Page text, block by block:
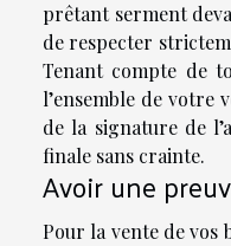
prêtant serment
de respecter
Tenant compte de
l’ensemble de votre
de la signature de
finale sans crainte.
Avoir une
Pour la vente de vos